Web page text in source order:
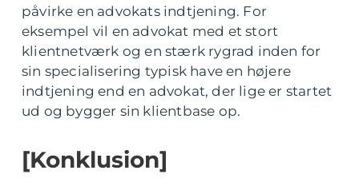
påvirke en advokats indtjening. For
eksempel vil en advokat med et stort
klientnetværk og en stærk rygrad inden for
sin specialisering typisk have en højere
indtjening end en advokat, der lige er startet
ud og bygger sin klientbase op.
[Konklusion]